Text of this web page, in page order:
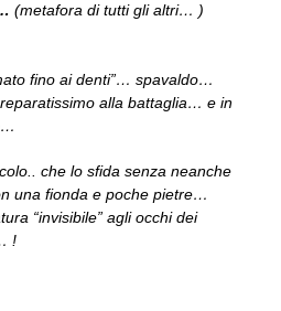
(metafora di tutti gli altri… )
fino ai denti”… spavaldo…
alla battaglia… e in
che lo sfida senza neanche
una fionda e poche pietre…
“invisibile” agli occhi dei
!